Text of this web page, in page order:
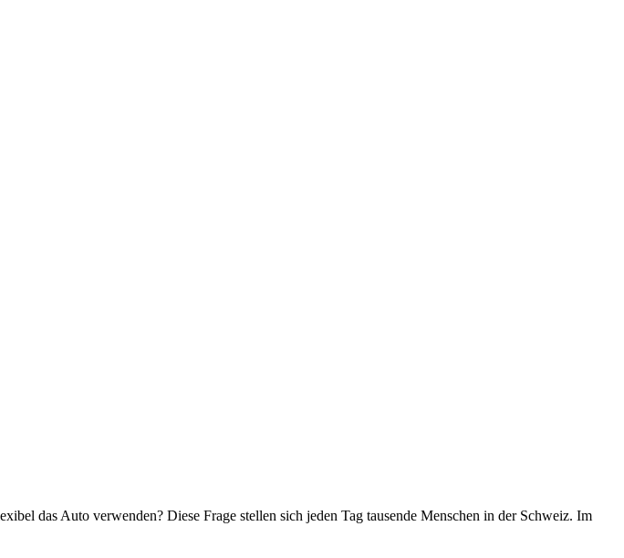
das Auto verwenden? Diese Frage stellen sich jeden Tag tausende Menschen in der Schweiz. Im